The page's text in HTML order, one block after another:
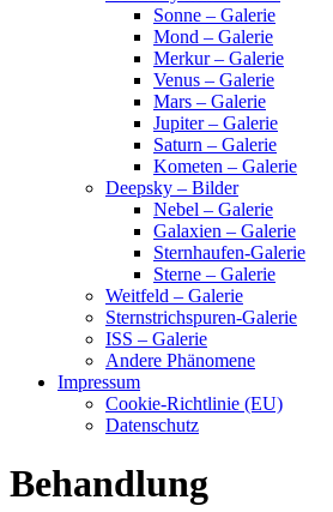
Sonne – Galerie
Mond – Galerie
Merkur – Galerie
Venus – Galerie
Mars – Galerie
Jupiter – Galerie
Saturn – Galerie
Kometen – Galerie
Deepsky – Bilder
Nebel – Galerie
Galaxien – Galerie
Sternhaufen-Galerie
Sterne – Galerie
Weitfeld – Galerie
Sternstrichspuren-Galerie
ISS – Galerie
Andere Phänomene
Impressum
Cookie-Richtlinie (EU)
Datenschutz
Behandlung